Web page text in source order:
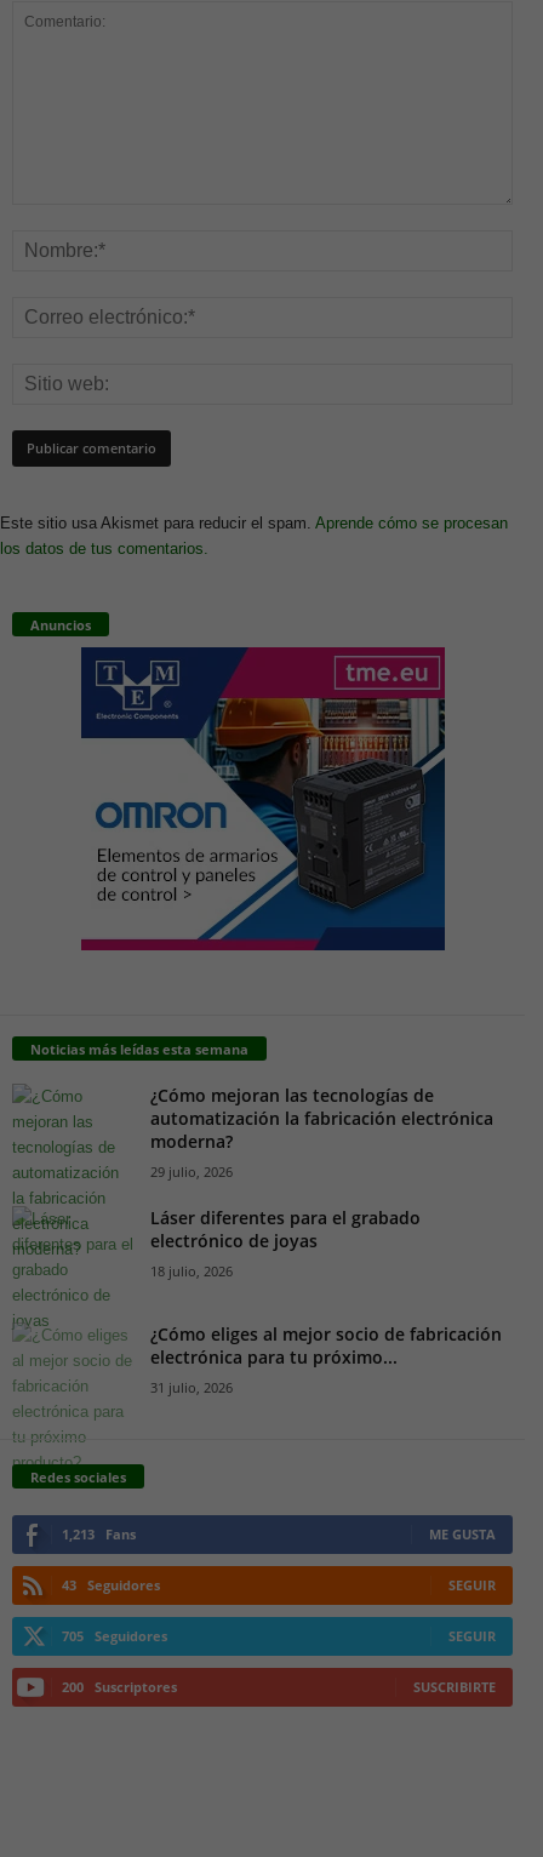
Este sitio usa Akismet para reducir el spam. Aprende cómo se procesan
los datos de tus comentarios.
Anuncios
Noticias más leídas esta semana
¿Cómo mejoran las tecnologías de
automatización la fabricación electrónica
moderna?
29 julio, 2026
Láser diferentes para el grabado
electrónico de joyas
18 julio, 2026
¿Cómo eliges al mejor socio de fabricación
electrónica para tu próximo...
31 julio, 2026
Redes sociales
1,213 Fans ME GUSTA
43 Seguidores SEGUIR
705 Seguidores SEGUIR
200 Suscriptores SUSCRIBIRTE